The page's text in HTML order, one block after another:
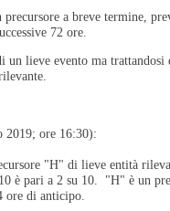
a breve termine,
72 ore.
un lieve evento ma
2019; ore 16:30):
"H" di lieve entità
è pari a 2 su 10. "H" è un
ore di anticipo.